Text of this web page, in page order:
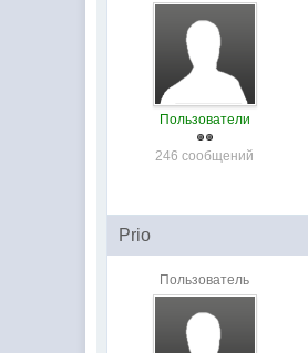
Пользователи
246 сообщений
Prio
Пользователь